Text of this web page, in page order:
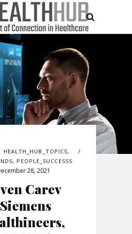
HEALTH_HUB_TOPICS,
, PEOPLE_SUCCESSS
28, 2021
Carev